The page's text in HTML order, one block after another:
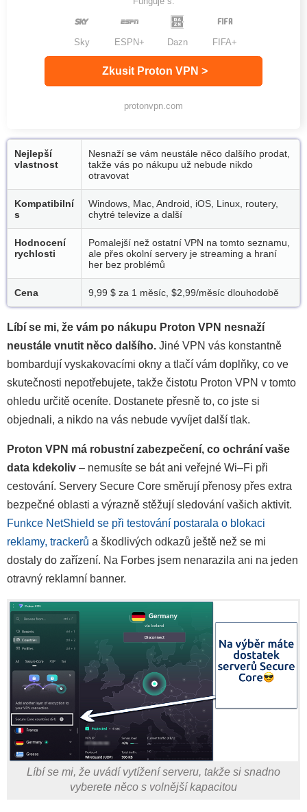
Sky ESPN+ Dazn FIFA+
Zkusit Proton VPN >
protonvpn.com
Nejlepší
vlastnost
Nesnaží se vám neustále něco dalšího prodat,
takže vás po nákupu už nebude nikdo
otravovat
Kompatibilní
s
Windows, Mac, Android, iOS, Linux, routery,
chytré televize a další
Hodnocení
rychlosti
Pomalejší než ostatní VPN na tomto seznamu,
ale přes okolní servery je streaming a hraní
her bez problémů
Cena 9,99 $ za 1 měsíc, $2,99/měsíc dlouhodobě
Líbí se mi, že vám po nákupu Proton VPN nesnaží
neustále vnutit něco dalšího. Jiné VPN vás konstantně
bombardují vyskakovacími okny a tlačí vám doplňky, co ve
skutečnosti nepotřebujete, takže čistotu Proton VPN v tomto
ohledu určitě oceníte. Dostanete přesně to, co jste si
objednali, a nikdo na vás nebude vyvíjet další tlak.
Proton VPN má robustní zabezpečení, co ochrání vaše
data kdekoliv – nemusíte se bát ani veřejné Wi–Fi při
cestování. Servery Secure Core směrují přenosy přes extra
bezpečné oblasti a výrazně stěžují sledování vašich aktivit.
Funkce NetShield se při testování postarala o blokaci
reklamy, trackerů a škodlivých odkazů ještě než se mi
dostaly do zařízení. Na Forbes jsem nenarazila ani na jeden
otravný reklamní banner.
Líbí se mi, že uvádí vytížení serveru, takže si snadno
vyberete něco s volnější kapacitou